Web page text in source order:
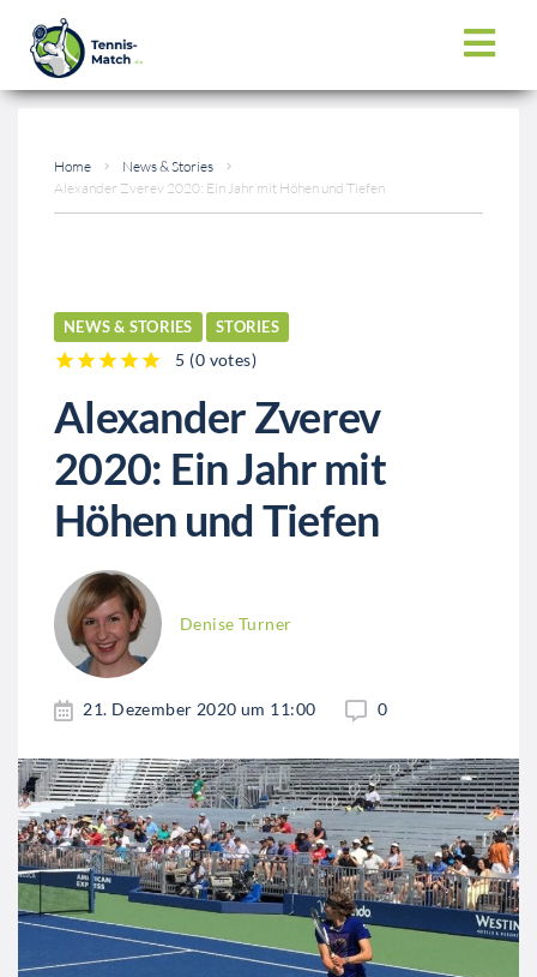
Home
News & Stories
Alexander Zverev 2020: Ein Jahr mit Höhen und Tiefen
NEWS & STORIES STORIES
5 (0 votes)
Alexander Zverev
2020: Ein Jahr mit
Höhen und Tiefen
Denise Turner
21. Dezember 2020 um 11:00 0